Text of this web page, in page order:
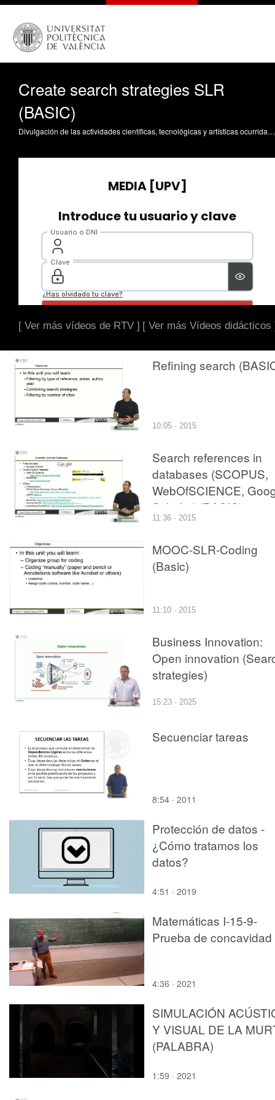
Create search strategies SLR
(BASIC)
Divulgación de las actividades científicas, tecnológicas y artísticas ocurridas en los tres campus de la UPV
[ Ver más vídeos de RTV ] [ Ver más Vídeos didácticos
Refining search
10:05 · 2015
Search references in
databases (SCOPUS,
WebOfSCIENCE,
Scholar) (BASIC)
11:36 · 2015
MOOC-SLR-Coding
(Basic)
11:10 · 2015
Business Innovation:
Open innovation
strategies)
15:23 · 2025
Secuenciar tareas
8:54 · 2011
Protección de datos -
¿Cómo tratamos los
datos?
4:51 · 2019
Matemáticas I-15-9-
Prueba de concavidad
4:36 · 2021
SIMULACIÓN
Y VISUAL DE LA
(PALABRA)
1:59 · 2021